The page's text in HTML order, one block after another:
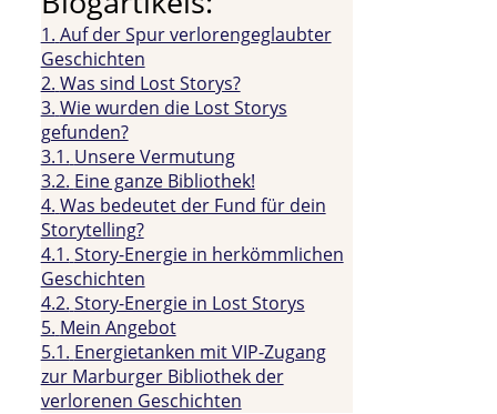
1. Auf der Spur verlorengeglaubter
Geschichten
2. Was sind Lost Storys?
3. Wie wurden die Lost Storys
gefunden?
3.1. Unsere Vermutung
3.2. Eine ganze Bibliothek!
4. Was bedeutet der Fund für dein
Storytelling?
4.1. Story-Energie in herkömmlichen
Geschichten
4.2. Story-Energie in Lost Storys
5. Mein Angebot
5.1. Energietanken mit VIP-Zugang
zur Marburger Bibliothek der
verlorenen Geschichten